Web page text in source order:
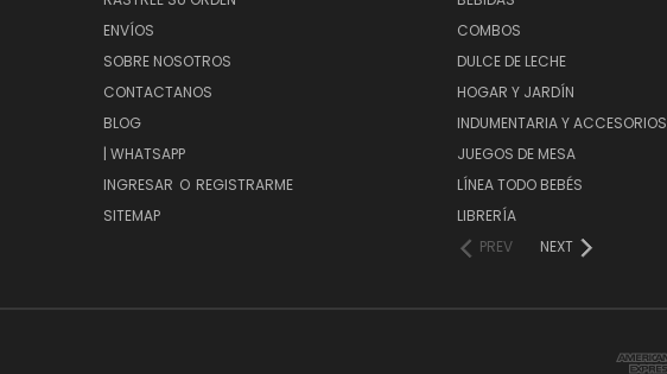
ENVÍOS
SOBRE NOSOTROS
CONTACTANOS
BLOG
| WHATSAPP
INGRESAR O REGISTRARME
SITEMAP
COMBOS
DULCE DE LECHE
HOGAR Y JARDÍN
INDUMENTARIA Y ACCESORIOS
JUEGOS DE MESA
LÍNEA TODO BEBÉS
LIBRERÍA
PREV
NEXT